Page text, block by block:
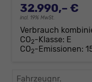
32.990,– €
incl. 19% MwSt.
Verbrauch
CO2-Klasse: E
CO2-Emissionen:
Fahrzeugnr.